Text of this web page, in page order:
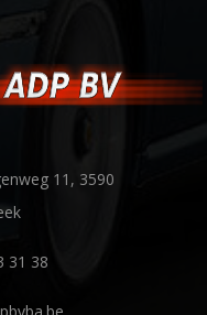
11, 3590
31 38